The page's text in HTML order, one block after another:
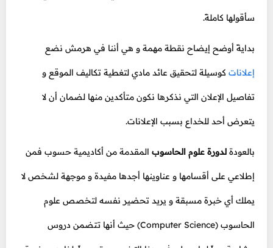
سأقولها كاملةً.
بدايةً أوضح إيضاح نقطة مهمة و هي أننا في هرمش نضع
إعلانات كوسيلة لتحقيق عائد مادي لتغطية تكاليف الموقع و
تفاصيل الإعلان التي نذكرها نكون متأكدين منها لضمان أن لا
يتعرض أحد للخداع بسبب الإعلانات.
بالعودة لدورة علوم الحاسوب المقدمة من أكاديمية حسوب فمن
إطلاعي على أقسامها و عناوينها أجدها مفيدة و موجهة لشخص لا
يملك أي خبرة مسبقة و يريد تحضير نفسه لتخصص علوم
الحاسوب (Computer Science) حيث أنها تتضمن دروس